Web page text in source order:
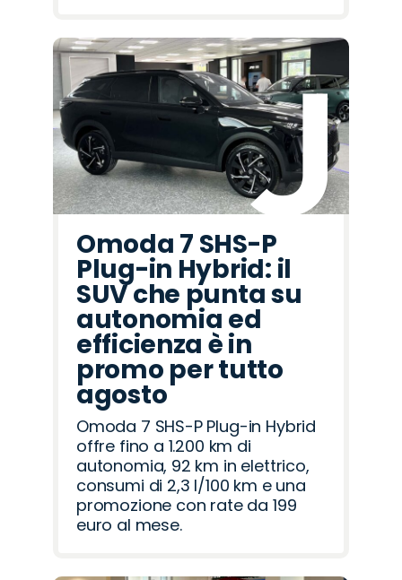
Omoda 7 SHS-P
Plug-in Hybrid: il
SUV che punta su
autonomia ed
efficienza è in
promo per tutto
agosto
Omoda 7 SHS-P Plug-in Hybrid
offre fino a 1.200 km di
autonomia, 92 km in elettrico,
consumi di 2,3 l/100 km e una
promozione con rate da 199
euro al mese.